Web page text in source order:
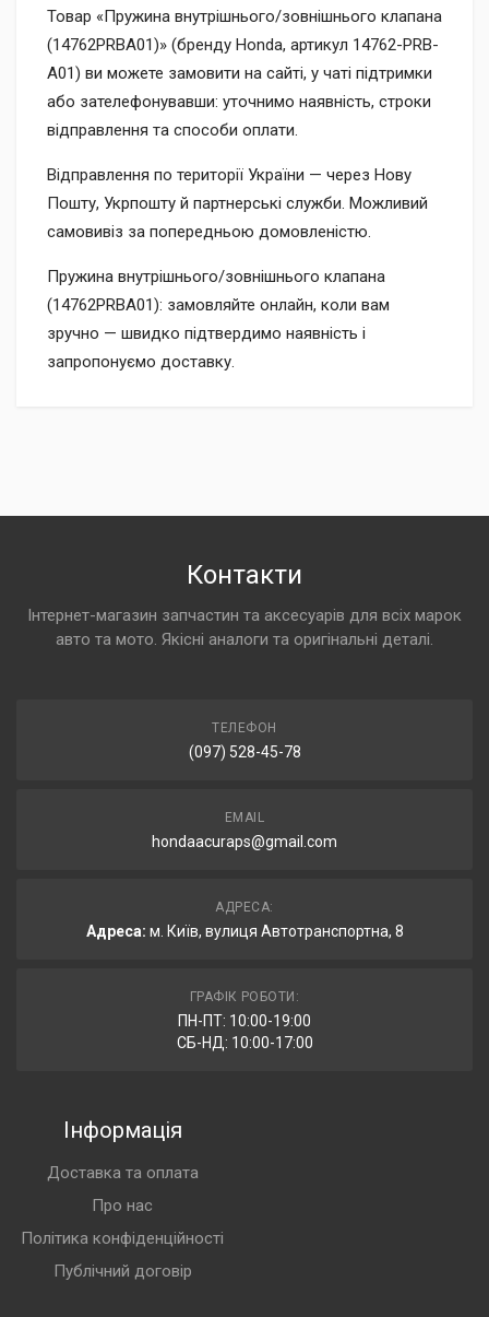
Товар «Пружина внутрішнього/зовнішнього клапана
(14762PRBA01)» (бренду Honda, артикул 14762-PRB-
A01) ви можете замовити на сайті, у чаті підтримки
або зателефонувавши: уточнимо наявність, строки
відправлення та способи оплати.
Відправлення по території України — через Нову
Пошту, Укрпошту й партнерські служби. Можливий
самовивіз за попередньою домовленістю.
Пружина внутрішнього/зовнішнього клапана
(14762PRBA01): замовляйте онлайн, коли вам
зручно — швидко підтвердимо наявність і
запропонуємо доставку.
Контакти
Інтернет-магазин запчастин та аксесуарів для всіх марок
авто та мото. Якісні аналоги та оригінальні деталі.
ТЕЛЕФОН
(097) 528-45-78
EMAIL
hondaacuraps@gmail.com
АДРЕСА:
Адреса: м. Київ, вулиця Автотранспортна, 8
ГРАФІК РОБОТИ:
ПН-ПТ: 10:00-19:00
СБ-НД: 10:00-17:00
Інформація
Доставка та оплата
Про нас
Політика конфіденційності
Публічний договір